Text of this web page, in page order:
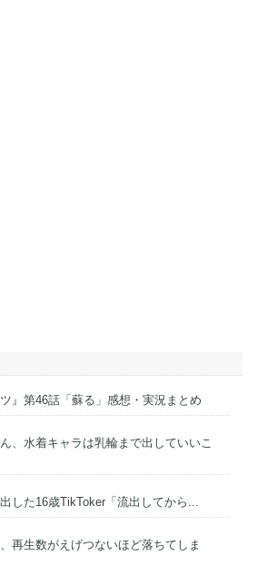
』第46話「蘇る」感想・実況まとめ
、水着キャラは乳輪まで出していいこ
した16歳TikToker「流出してから...
再生数がえげつないほど落ちてしま